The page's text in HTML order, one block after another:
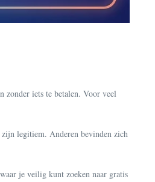
zonder iets te betalen. Voor veel
legitiem. Anderen bevinden zich
je veilig kunt zoeken naar gratis